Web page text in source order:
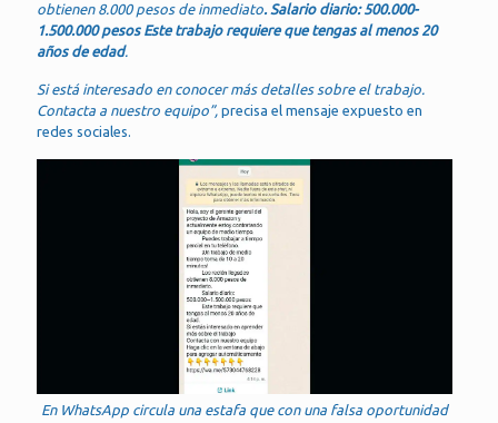
obtienen 8.000 pesos de inmediato. Salario diario: 500.000-
1.500.000 pesos Este trabajo requiere que tengas al menos 20
años de edad.
Si está interesado en conocer más detalles sobre el trabajo.
Contacta a nuestro equipo”, precisa el mensaje expuesto en
redes sociales.
En WhatsApp circula una estafa que con una falsa oportunidad